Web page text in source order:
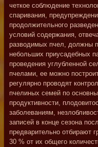
четкое соблюдение
спаривания,
продолжительного
условий содержания,
разводимых пчел, должны
небольших приусадебных
проведения углубленной
пчелами, ее можно
регулярно проводят
пчелиных семей по
продуктивности,
заболеваниям,
записей в конце сезона
предварительно отбирают
30 % от их общего